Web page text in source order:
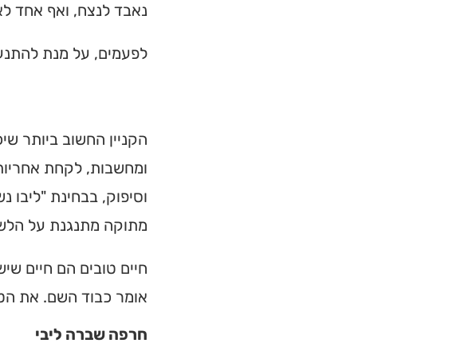
נאבד לנצח, ואף אחד לא
לפעמים, על מנת
הקניין החשוב ביותר
ומחשבות, לקחת
וסיפוק, בבחינת
מתוקה מתנגנת על
חיים טובים הם חיים
אומר כבוד השם. את
חרפה שברה ליבי